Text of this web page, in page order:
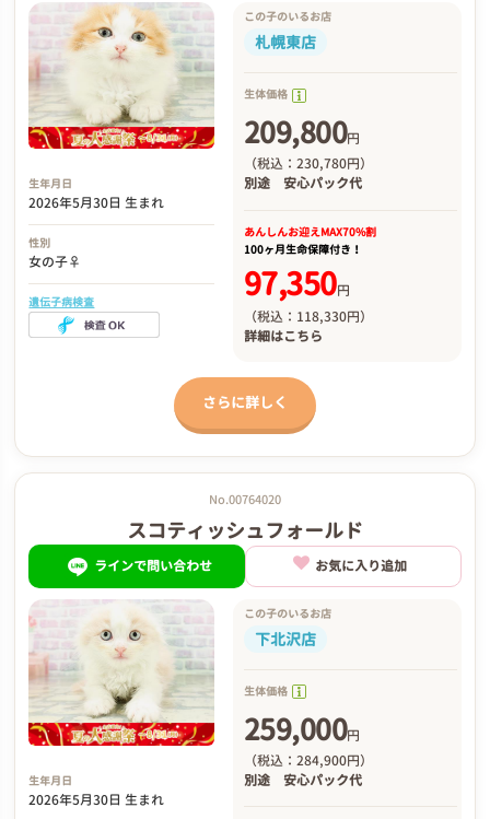
生年月日
2026年5月30日 生まれ
性別
女の子♀
遺伝子病検査
この子のいるお店
札幌東店
生体価格
209,800円
（税込：230,780円）
別途 安心パック代
あんしんお迎えMAX70%割
100ヶ月生命保障付き！
97,350円
（税込：118,330円）
詳細はこちら
さらに詳しく
No.00764020
スコティッシュフォールド
ラインで問い合わせ お気に入り追加
生年月日
2026年5月30日 生まれ
この子のいるお店
下北沢店
生体価格
259,000円
（税込：284,900円）
別途 安心パック代